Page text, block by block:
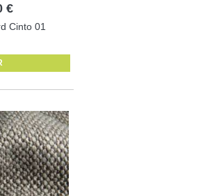
€
Cinto 01